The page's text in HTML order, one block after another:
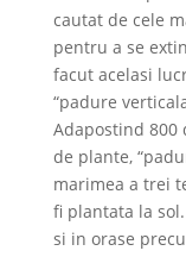
cautat de cele
pentru a se
facut acelasi
“padure
Adapostind 800
de plante,
marimea a trei
fi plantata la
si in orase